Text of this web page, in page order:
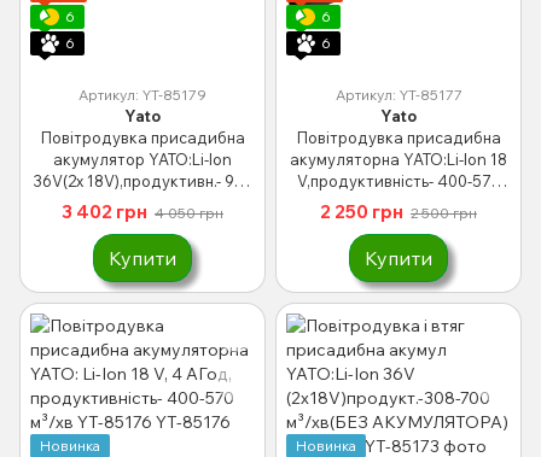
6
6
Артикул: YT-85179
Yato
Повітродувка присадибна
акумулятор YATO:Li-Ion
36V(2х 18V),продуктивн.- 900
м³/хв (БЕЗ АКУМУЛЯТОРА) YT-
85179
3 402 грн 4 050 грн
Купити
6
6
Артикул: YT-85177
Yato
Повітродувка присадибна
акумуляторна YATO:Li-Ion 18
V,продуктивність- 400-570
м³/хв(БЕЗ АКУМУЛЯТОРА) YT-
85177
2 250 грн 2 500 грн
Купити
Новинка
Новинка